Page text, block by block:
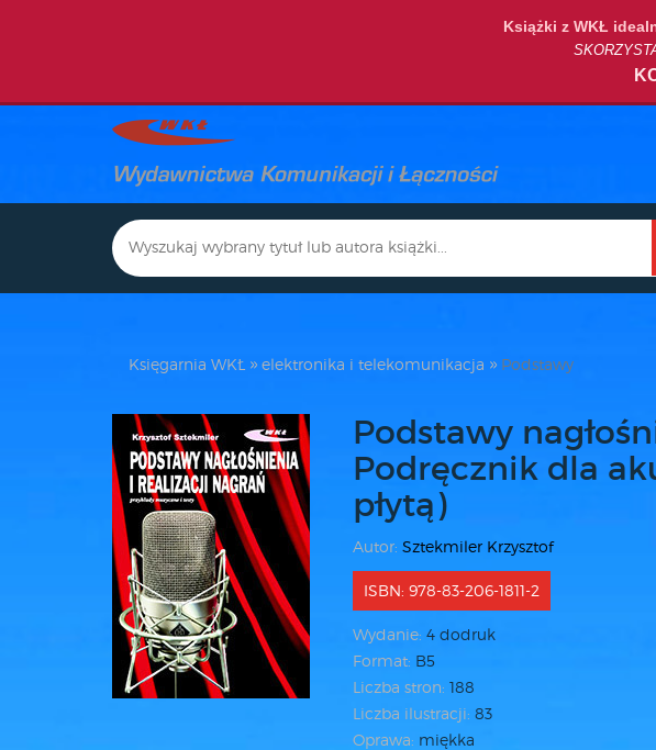
Książki z WKŁ
Księgarnia WKŁ elektronika i telekomunikacja Podstawy
Podstawy
Podręcznik dla
płytą)
Autor: Sztekmiler Krzysztof
ISBN: 978-83-206-1811-2
Wydanie: 4 dodruk
Format: B5
Liczba stron: 188
Liczba ilustracji: 83
Oprawa: miękka